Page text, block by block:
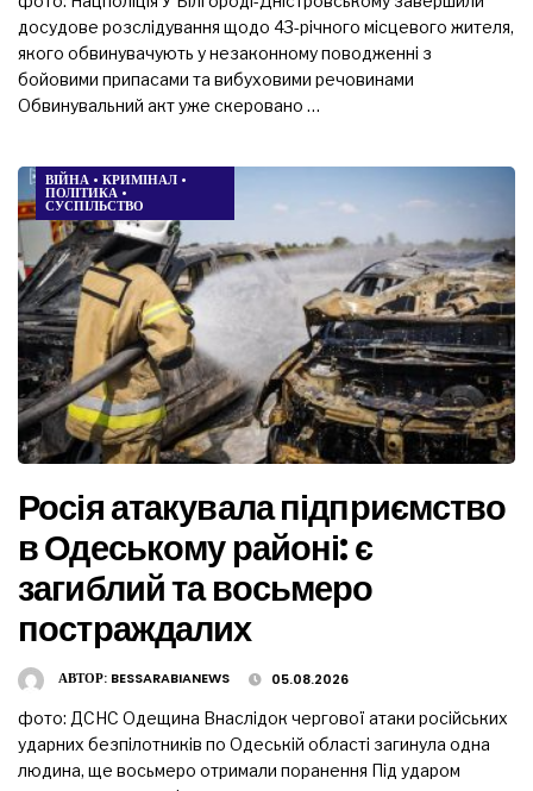
досудове розслідування щодо 43-річного місцевого жителя,
якого обвинувачують у незаконному поводженні з
бойовими припасами та вибуховими речовинами
Обвинувальний акт уже скеровано …
ВІЙНА • КРИМІНАЛ •
ПОЛІТИКА •
СУСПІЛЬСТВО
Росія атакувала підприємство
в Одеському районі: є
загиблий та восьмеро
постраждалих
АВТОР: BESSARABIANEWS 05.08.2026
фото: ДСНС Одещина Внаслідок чергової атаки російських
ударних безпілотників по Одеській області загинула одна
людина, ще восьмеро отримали поранення Під ударом